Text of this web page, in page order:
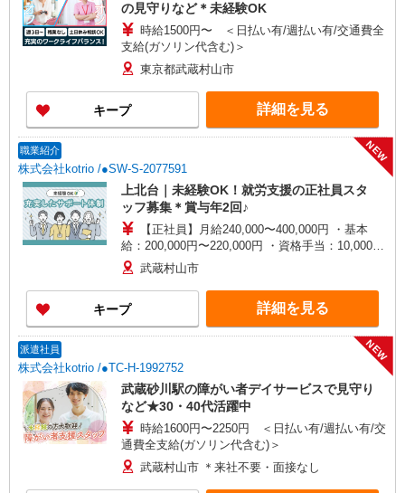
の見守りなど＊未経験OK
時給1500円〜 ＜日払い有/週払い有/交通費全
支給(ガソリン代含む)＞
東京都武蔵村山市
キープ 詳細を見る
職業紹介
株式会社kotrio /●SW-S-2077591
NEW
上北台｜未経験OK！就労支援の正社員スタ
ッフ募集＊賞与年2回♪
【正社員】月給240,000〜400,000円 ・基本
給：200,000円〜220,000円 ・資格手当：10,000〜
30,000円 ・役職手当：10,000〜70,000円 ・処遇改
善手当：20,000〜60,000円（勤続年数、保有資格
により変動） ・固定残業手当：20,000円（10時
間） ※固定残業時間を超過する場合には超過勤務
手当として別途支給 下記資格をお持ちの方歓迎 ・
認知症介護基礎研修 ・初任者研修 ・実務者研修
・介護福祉士 など
武蔵村山市
キープ 詳細を見る
派遣社員
株式会社kotrio /●TC-H-1992752
NEW
武蔵砂川駅の障がい者デイサービスで見守り
など★30・40代活躍中
時給1600円〜2250円 ＜日払い有/週払い有/交
通費全支給(ガソリン代含む)＞
武蔵村山市 ＊来社不要・面接なし